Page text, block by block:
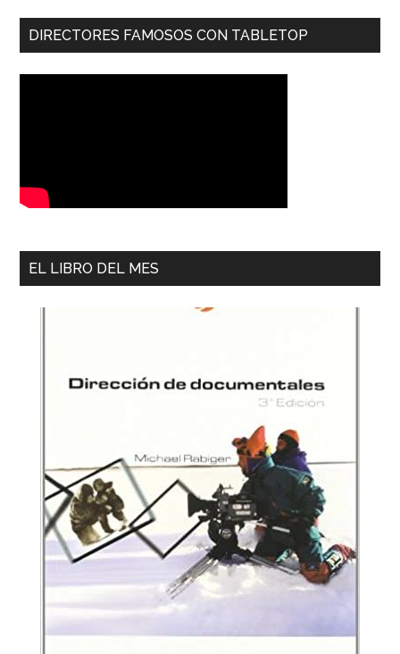
DIRECTORES FAMOSOS CON TABLETOP
EL LIBRO DEL MES